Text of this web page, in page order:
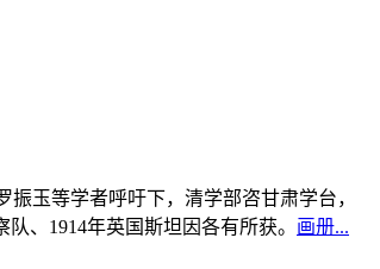
玉等学者呼吁下，清学部咨甘肃学台，
、1914年英国斯坦因各有所获。 画册...